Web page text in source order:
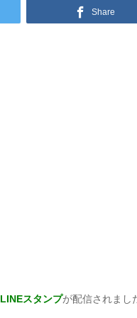
Share
LINEスタンプが配信されまし